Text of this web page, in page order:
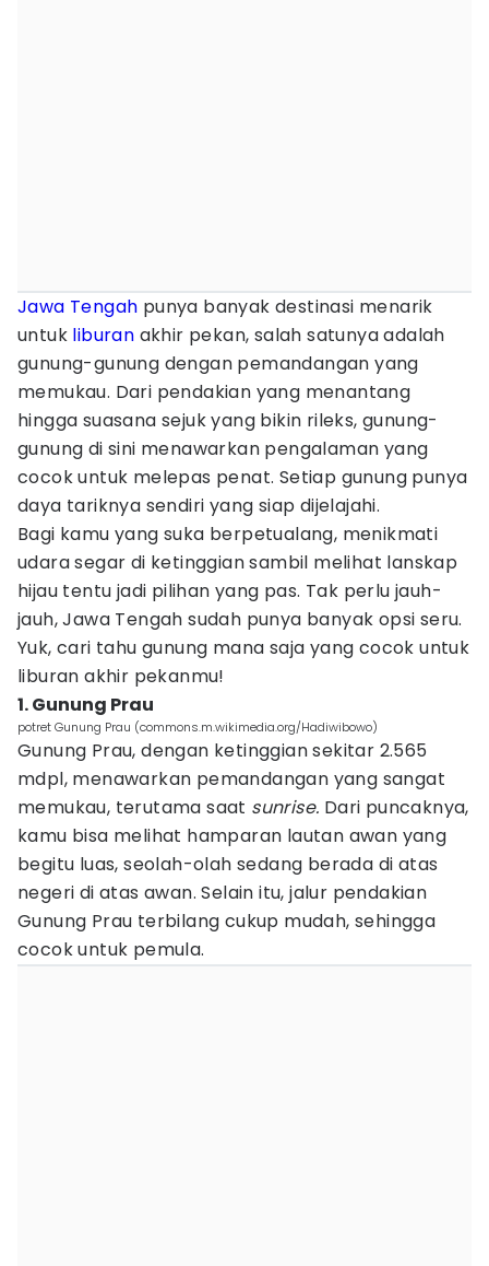
Jawa Tengah punya banyak destinasi menarik
untuk liburan akhir pekan, salah satunya adalah
gunung-gunung dengan pemandangan yang
memukau. Dari pendakian yang menantang
hingga suasana sejuk yang bikin rileks, gunung-
gunung di sini menawarkan pengalaman yang
cocok untuk melepas penat. Setiap gunung punya
daya tariknya sendiri yang siap dijelajahi.
Bagi kamu yang suka berpetualang, menikmati
udara segar di ketinggian sambil melihat lanskap
hijau tentu jadi pilihan yang pas. Tak perlu jauh-
jauh, Jawa Tengah sudah punya banyak opsi seru.
Yuk, cari tahu gunung mana saja yang cocok untuk
liburan akhir pekanmu!
1. Gunung Prau
potret Gunung Prau (commons.m.wikimedia.org/Hadiwibowo)
Gunung Prau, dengan ketinggian sekitar 2.565
mdpl, menawarkan pemandangan yang sangat
memukau, terutama saat sunrise. Dari puncaknya,
kamu bisa melihat hamparan lautan awan yang
begitu luas, seolah-olah sedang berada di atas
negeri di atas awan. Selain itu, jalur pendakian
Gunung Prau terbilang cukup mudah, sehingga
cocok untuk pemula.